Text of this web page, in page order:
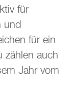
für
und
für ein
zählen auch
Jahr vom